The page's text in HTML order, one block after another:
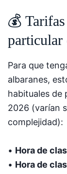
💰
particular
Para que
albaranes,
habituales de
2026 (varían
complejidad):
• Hora de
• Hora de